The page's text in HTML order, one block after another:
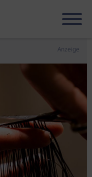
Anzeige